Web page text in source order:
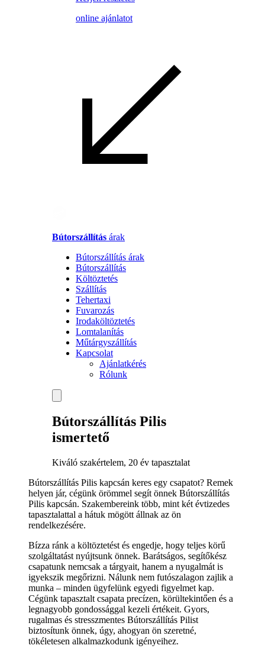
online ajánlatot
Bútorszállítás árak
Bútorszállítás árak
Bútorszállítás
Költöztetés
Szállítás
Tehertaxi
Fuvarozás
Irodaköltöztetés
Lomtalanítás
Műtárgyszállítás
Kapcsolat
Ajánlatkérés
Rólunk
Bútorszállítás Pilis
ismertető
Kiváló szakértelem, 20 év tapasztalat
Bútorszállítás Pilis kapcsán keres egy csapatot? Remek
helyen jár, cégünk örömmel segít önnek Bútorszállítás
Pilis kapcsán. Szakembereink több, mint két évtizedes
tapasztalattal a hátuk mögött állnak az ön
rendelkezésére.
Bízza ránk a költöztetést és engedje, hogy teljes körű
szolgáltatást nyújtsunk önnek. Barátságos, segítőkész
csapatunk nemcsak a tárgyait, hanem a nyugalmát is
igyekszik megőrizni. Nálunk nem futószalagon zajlik a
munka – minden ügyfelünk egyedi figyelmet kap.
Cégünk tapasztalt csapata precízen, körültekintően és a
legnagyobb gondossággal kezeli értékeit. Gyors,
rugalmas és stresszmentes Bútorszállítás Pilist
biztosítunk önnek, úgy, ahogyan ön szeretné,
tökéletesen alkalmazkodunk igényeihez.